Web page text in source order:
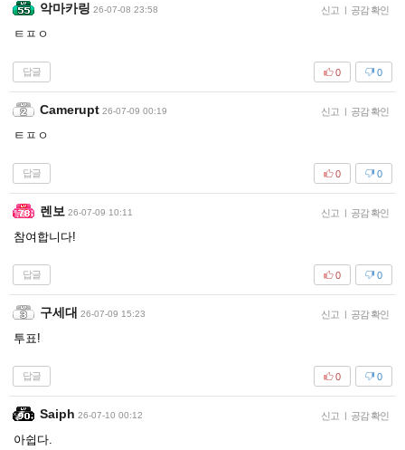
악마카링 26-07-08 23:58 신고 | 공감 확인
ㅌㅍㅇ
답글 0
0
Camerupt 26-07-09 00:19 신고 | 공감 확인
ㅌㅍㅇ
답글 0
0
렌보 26-07-09 10:11 신고 | 공감 확인
참여합니다!
답글 0
0
구세대 26-07-09 15:23 신고 | 공감 확인
투표!
답글 0
0
Saiph 26-07-10 00:12 신고 | 공감 확인
아쉽다.